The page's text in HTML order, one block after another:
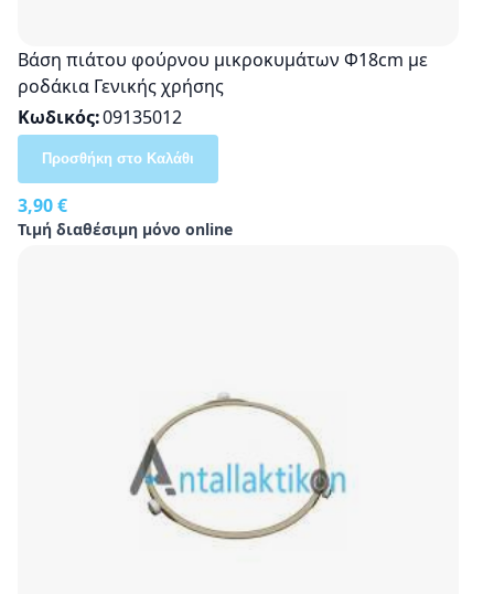
Βάση πιάτου φούρνου μικροκυμάτων Φ18cm με
ροδάκια Γενικής χρήσης
Κωδικός 09135012
3,90 €
Τιμή διαθέσιμη μόνο online
Προσθήκη στο Καλάθι